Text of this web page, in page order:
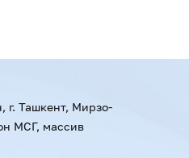
г. Ташкент, Мирзо-
МСГ, массив